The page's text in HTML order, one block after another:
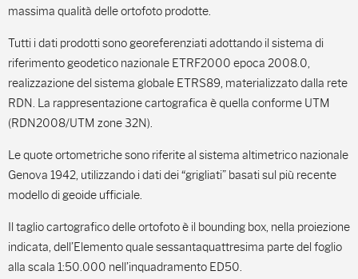
massima qualità delle ortofoto prodotte.
Tutti i dati prodotti sono georeferenziati adottando il sistema di
riferimento geodetico nazionale ETRF2000 epoca 2008.0,
realizzazione del sistema globale ETRS89, materializzato dalla rete
RDN. La rappresentazione cartografica è quella conforme UTM
(RDN2008/UTM zone 32N).
Le quote ortometriche sono riferite al sistema altimetrico nazionale
Genova 1942, utilizzando i dati dei “grigliati” basati sul più recente
modello di geoide ufficiale.
Il taglio cartografico delle ortofoto è il bounding box, nella proiezione
indicata, dell’Elemento quale sessantaquattresima parte del foglio
alla scala 1:50.000 nell’inquadramento ED50.